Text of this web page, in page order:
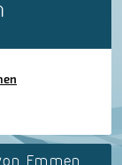
Emmen